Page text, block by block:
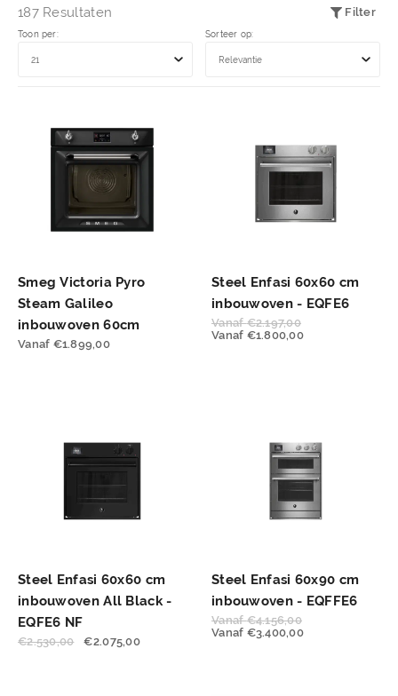
187 Resultaten Filter
Toon per: Sorteer op:
Smeg Victoria Pyro
Steam Galileo
inbouwoven 60cm
Vanaf €1.899,00
Steel Enfasi 60x60 cm
inbouwoven - EQFE6
Vanaf€2.197,00
Vanaf €1.800,00
Steel Enfasi 60x60 cm
inbouwoven All Black -
EQFE6 NF
€2.530,00 €2.075,00
Steel Enfasi 60x90 cm
inbouwoven - EQFFE6
Vanaf€4.156,00
Vanaf €3.400,00